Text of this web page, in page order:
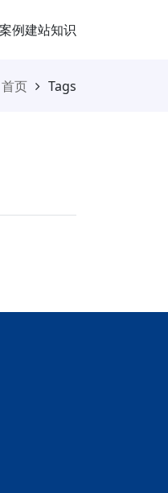
例建站知识
首页 Tags